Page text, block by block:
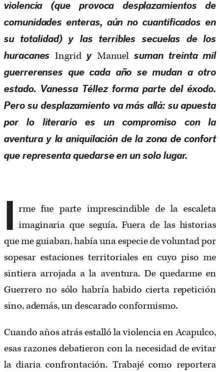
violencia (que provoca desplazamientos de
comunidades enteras, aún no cuantificados en
su totalidad) y las terribles secuelas de los
huracanes Ingridy Manuel suman treinta mil
guerrerenses que cada año se mudan a otro
estado. Vanessa Téllez forma parte del éxodo.
Pero su desplazamiento va más allá: su apuesta
por lo literario es un compromiso con la
aventura y la aniquilación de la zona de confort
que representa quedarse en un solo lugar.
rme fue parte imprescindible de la escaleta
imaginaria que seguía. Fuera de las historias
que me guiaban, había una especie de voluntad por
sopesar estaciones territoriales en cuyo piso me
sintiera arrojada a la aventura. De quedarme en
Guerrero no sólo habría habido cierta repetición
sino, además, un descarado conformismo.
Cuando años atrás estalló la violencia en Acapulco,
esas razones debatieron con la necesidad de evitar
la diaria confrontación. Trabajé como reportera